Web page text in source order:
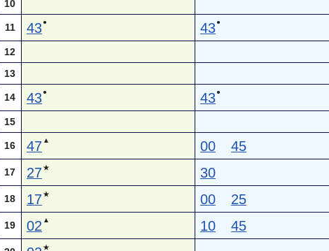
10
11 43● 43●
12
13
14 43● 43●
15
16 47 ▲ 00 45
17 27★ 30
18 17★ 00 25
19 02 ▲ 10 45
★